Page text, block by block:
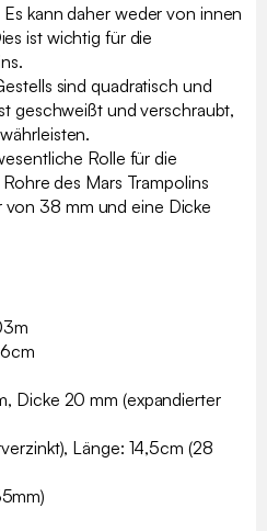
kann daher weder von innen
ist wichtig für die
sind quadratisch und
geschweißt und verschraubt,
Rolle für die
des Mars Trampolins
38 mm und eine Dicke
Dicke 20 mm (expandierter
Länge: 14,5cm (28